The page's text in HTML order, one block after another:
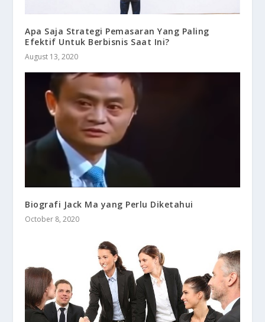
Apa Saja Strategi Pemasaran Yang Paling
Efektif Untuk Berbisnis Saat Ini?
August 13, 2020
Biografi Jack Ma yang Perlu Diketahui
October 8, 2020